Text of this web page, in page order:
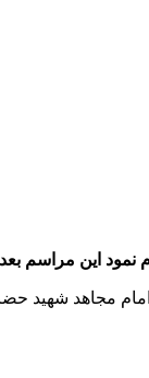
این مراسم
مجاهد شهید